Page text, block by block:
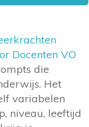
Docenten VO
die
Het
variabelen
niveau, leeftijd